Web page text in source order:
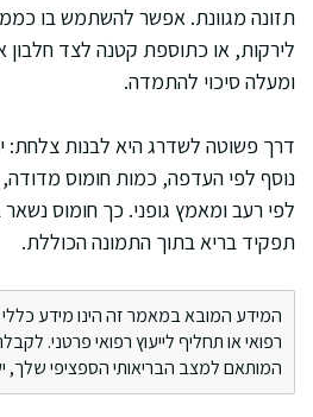
תזונה מגוונת. אפשר להשתמש בו
לירקות, או כתוספת קטנה לצד חלבון
ומעלה סיכוי להתמדה.
דרך פשוטה לשדרג היא לבנות צלחת:
נוסף לפי העדפה, כמות חומוס
לפי רעב ומאמץ גופני. כך חומוס
תפקיד בריא בתוך התמונה הכוללת.
המידע המובא במאמר זה הינו מידע כללי
רפואי או תחליף לייעוץ רפואי פרטני.
המותאם למצב הבריאותי הספציפי שלך,